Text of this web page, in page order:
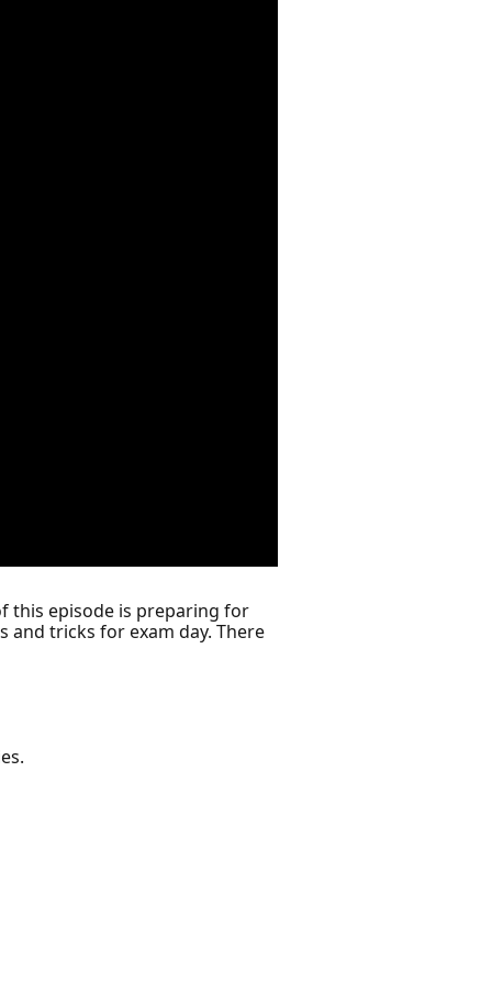
this episode is preparing for
and tricks for exam day. There